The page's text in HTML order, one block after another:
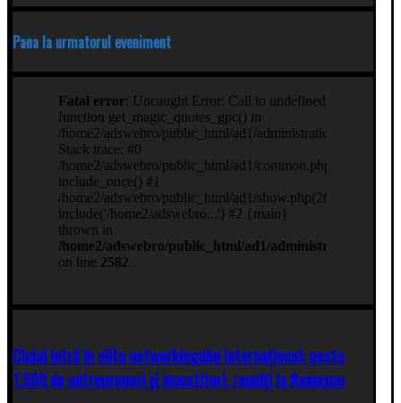
Pana la urmatorul eveniment
Clujul intră în elita networkingului internațional: peste
1.500 de antreprenori și investitori, reuniți la Romexpo